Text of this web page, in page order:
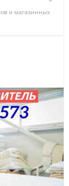
и магазинных